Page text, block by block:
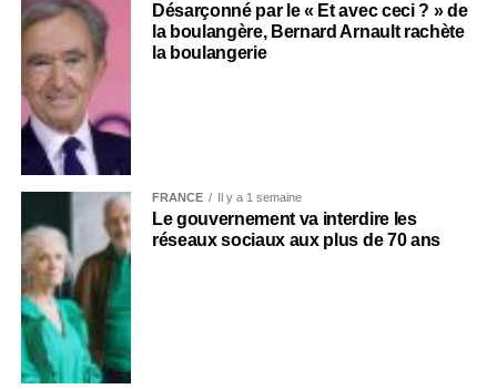
Désarçonné par le « Et avec ceci ? » de
la boulangère, Bernard Arnault rachète
la boulangerie
FRANCE Il y a 1 semaine
Le gouvernement va interdire les
réseaux sociaux aux plus de 70 ans